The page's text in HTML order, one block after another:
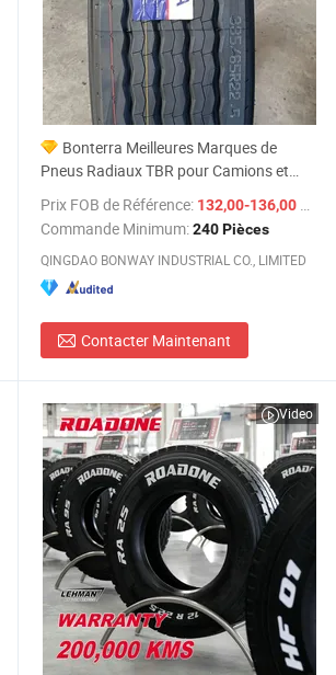
/ Pièce
Bonterra Meilleures Marques de
Pneus Radiaux TBR pour Camions et
Autobus 315/80r22.5 385/65r22.5
Meilleur Prix de Pneus en Gros
Prix FOB de Référence: 132,00-136,00 $US
Commande Minimum:240 Pièces
QINGDAO BONWAY INDUSTRIAL CO., LIMITED
Contacter Maintenant
Video